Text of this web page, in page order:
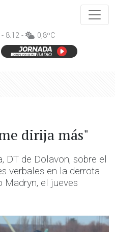
8:12 - 0,8ºC
dirija más"
DT de Dolavon, sobre el
verbales en la derrota
Madryn, el jueves